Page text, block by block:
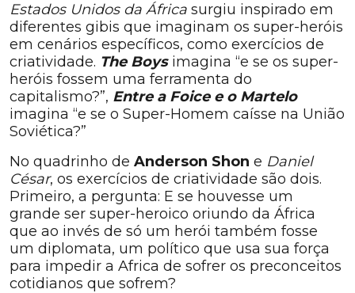
Estados Unidos da África surgiu inspirado em
diferentes gibis que imaginam os super-heróis
em cenários específicos, como exercícios de
criatividade. The Boysimagina “e se os super-
heróis fossem uma ferramenta do
capitalismo?”, Entre a Foice e o Martelo
imagina “e se o Super-Homem caísse na União
Soviética?”
No quadrinho de Anderson Shon e Daniel
César, os exercícios de criatividade são dois.
Primeiro, a pergunta: E se houvesse um
grande ser super-heroico oriundo da África
que ao invés de só um herói também fosse
um diplomata, um político que usa sua força
para impedir a Africa de sofrer os preconceitos
cotidianos que sofrem?